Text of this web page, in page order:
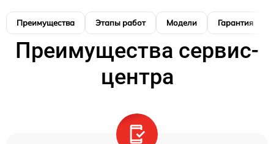
Преимущества Этапы работ Модели Гарантия
Преимущества сервис-
центра